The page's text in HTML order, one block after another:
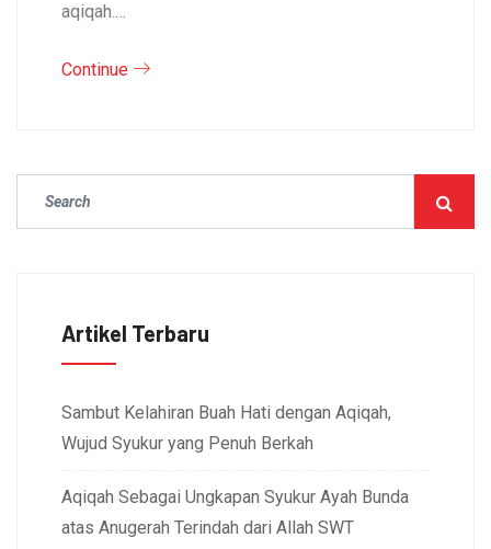
aqiqah.…
Continue
Artikel Terbaru
Sambut Kelahiran Buah Hati dengan Aqiqah,
Wujud Syukur yang Penuh Berkah
Aqiqah Sebagai Ungkapan Syukur Ayah Bunda
atas Anugerah Terindah dari Allah SWT